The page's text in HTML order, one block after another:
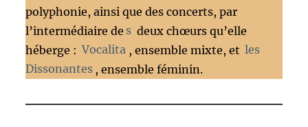
polyphonie, ainsi que des concerts, par
l’intermédiaire de s deux chœurs qu’elle
héberge : Vocalita , ensemble mixte, et les
Dissonantes , ensemble féminin.